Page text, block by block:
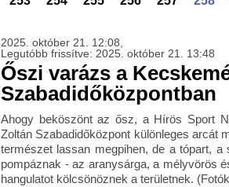
2025. október 21. 12:08,
Legutóbb frissítve: 2025. október 21. 13:48
Őszi varázs a
Szabadidőközpontban
Ahogy beköszönt az ősz, a Hírös Sport
Zoltán Szabadidőközpont különleges arcát
természet lassan megpihen, de a tópart,
pompáznak - az aranysárga, a mélyvörös
hangulatot kölcsönöznek a területnek.